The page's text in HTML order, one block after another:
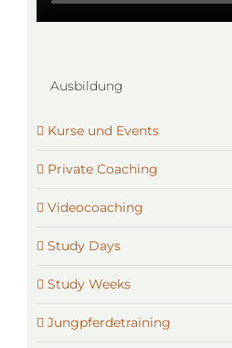
Ausbildung
Kurse und Events
Private Coaching
Videocoaching
Study Days
Study Weeks
Jungpferdetraining